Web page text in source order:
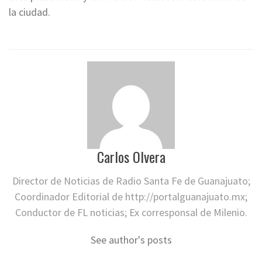
la ciudad.
Carlos Olvera
Director de Noticias de Radio Santa Fe de Guanajuato;
Coordinador Editorial de http://portalguanajuato.mx;
Conductor de FL noticias; Ex corresponsal de Milenio.
See author's posts